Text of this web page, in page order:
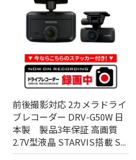
前後撮影対応 2カメラドライ
ブレコーダー DRV-G50W 日
本製 製品3年保証 高画質
2.7V型液晶 STARVIS搭載 S...